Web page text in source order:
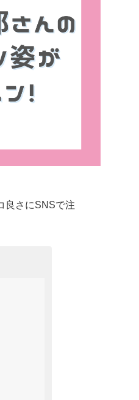
良さにSNSで注